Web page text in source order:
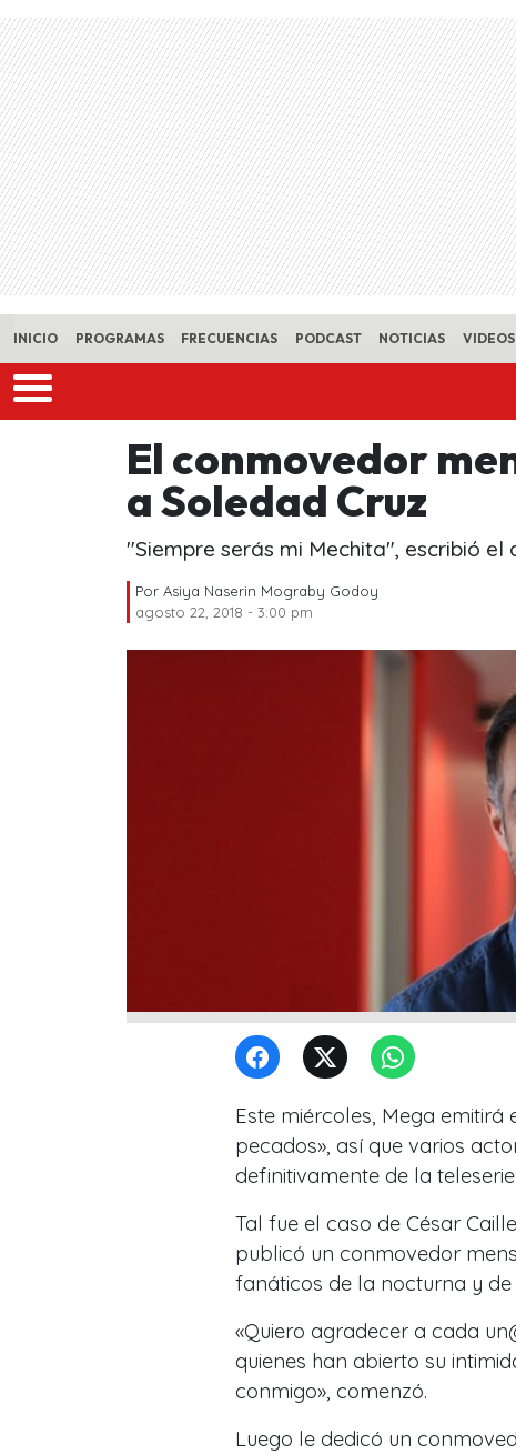
Skip to main content
INICIO PROGRAMAS FRECUENCIAS PODCAST NOTICIAS VIDEOS
El conmovedor
a Soledad Cruz
"Siempre serás mi Mechita", escribió el
Por Asiya Naserin Mograby Godoy
agosto 22, 2018 - 3:00 pm
Este miércoles, Mega
pecados», así que varios
definitivamente de la teleserie.
Tal fue el caso de César
publicó un conmovedor
fanáticos de la nocturna y
«Quiero agradecer a cada
quienes han abierto su
conmigo», comenzó.
Luego le dedicó un